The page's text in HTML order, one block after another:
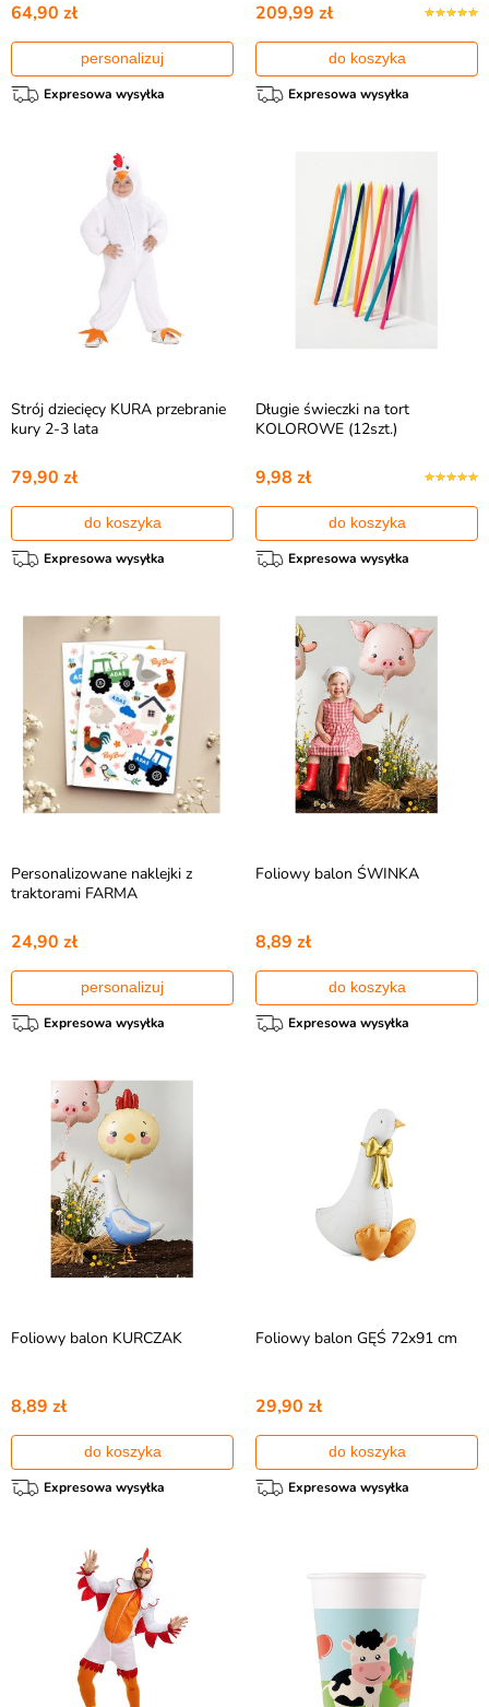
64,90 zł
personalizuj
Expresowa wysyłka
209,99 zł
do koszyka
Expresowa wysyłka
Strój dziecięcy KURA przebranie
kury 2-3 lata
79,90 zł
do koszyka
Expresowa wysyłka
Długie świeczki na tort
KOLOROWE (12szt.)
9,98 zł
do koszyka
Expresowa wysyłka
Personalizowane naklejki z
traktorami FARMA
24,90 zł
personalizuj
Expresowa wysyłka
Foliowy balon ŚWINKA
8,89 zł
do koszyka
Expresowa wysyłka
Foliowy balon KURCZAK
8,89 zł
do koszyka
Expresowa wysyłka
Foliowy balon GĘŚ 72x91 cm
29,90 zł
do koszyka
Expresowa wysyłka